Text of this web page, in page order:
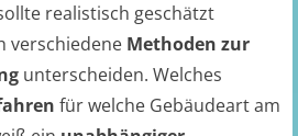
realistisch geschätzt
verschiedene Methoden zur
unterscheiden. Welches
für welche Gebäudeart am